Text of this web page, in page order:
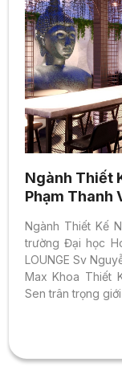
Ngành Thiết
Phạm Thanh
Ngành Thiết Kế
trường Đại học
LOUNGE Sv
Max Khoa Thiết
Sen trân trọng